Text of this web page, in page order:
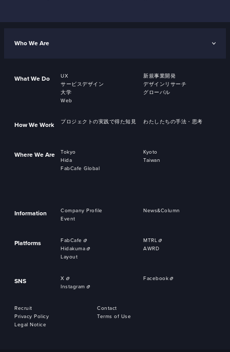
Who We Are
What We Do UX
新規事業開発
サービスデザイン
デザインリサーチ
大学
グローバル
Web
How We Work プロジェクトの実践で得た知見 わたしたちの手法・思考
Where We Are Tokyo
Kyoto
Hida
Taiwan
FabCafe Global
Information Company Profile
News&Column
Event
Platforms FabCafe
MTRL
Hidakuma
AWRD
Layout
SNS X
Facebook
Instagram
Recruit
Contact
Privacy Policy
Terms of Use
Legal Notice